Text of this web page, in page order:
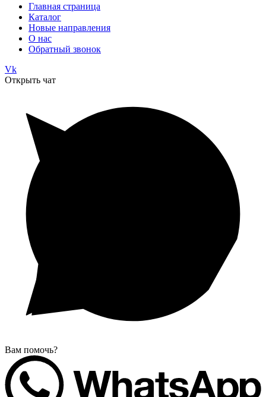
Главная страница
Каталог
Новые направления
О нас
Обратный звонок
Vk
Открыть чат
Вам помочь?